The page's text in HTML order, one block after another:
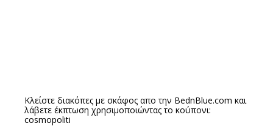
Κλείστε διακόπες με σκάφος απο την BednBlue.com και
λάβετε έκπτωση χρησιμοποιώντας το κούπονι:
cosmopoliti